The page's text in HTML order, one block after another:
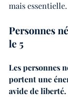
mais essentielle.
Personnes
le 5
Les personnes
portent une
avide de liberté.